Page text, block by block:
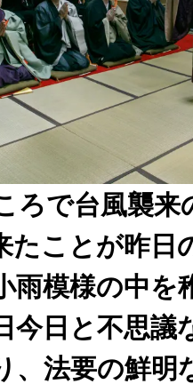
ろで台風襲来
たことが昨日
雨模様の中を
今日と不思議
、法要の鮮明